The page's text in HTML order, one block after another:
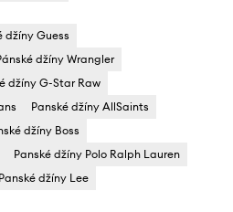
džíny Guess
džíny Wrangler
džíny G-Star Raw
Panské džíny AllSaints
džíny Boss
Panské džíny Polo Ralph Lauren
Panské džíny Lee